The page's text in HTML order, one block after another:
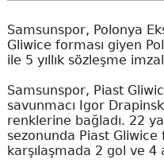
Samsunspor, Polonya
Gliwice forması giyen
ile 5 yıllık sözleşme
Samsunspor, Piast
savunmacı Igor
renklerine bağladı. 22
sezonunda Piast Gliwice
karşılaşmada 2 gol ve